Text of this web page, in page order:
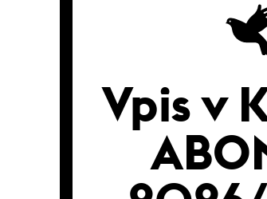
Vpis v